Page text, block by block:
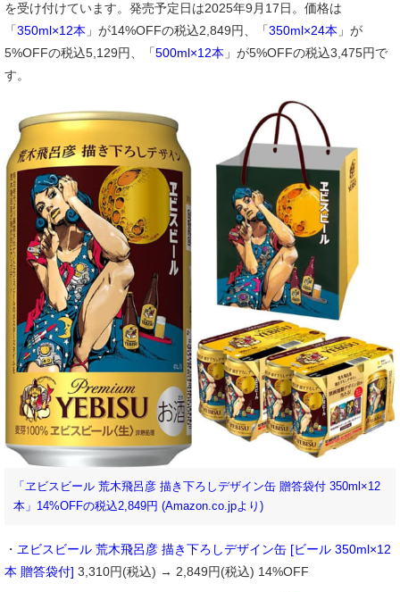
を受け付けています。発売予定日は2025年9月17日。価格は
「350ml×12本 」が14%OFFの税込2,849円、「350ml×24本 」が
5%OFFの税込5,129円、「500ml×12本 」が5%OFFの税込3,475円で
す。
「ヱビスビール 荒木飛呂彦 描き下ろしデザイン缶 贈答袋付 350ml×12
本」14%OFFの税込2,849円 (Amazon.co.jpより)
・ ヱビスビール 荒木飛呂彦 描き下ろしデザイン缶 [ビール 350ml×12
本 贈答袋付] 3,310円(税込) → 2,849円(税込) 14%OFF